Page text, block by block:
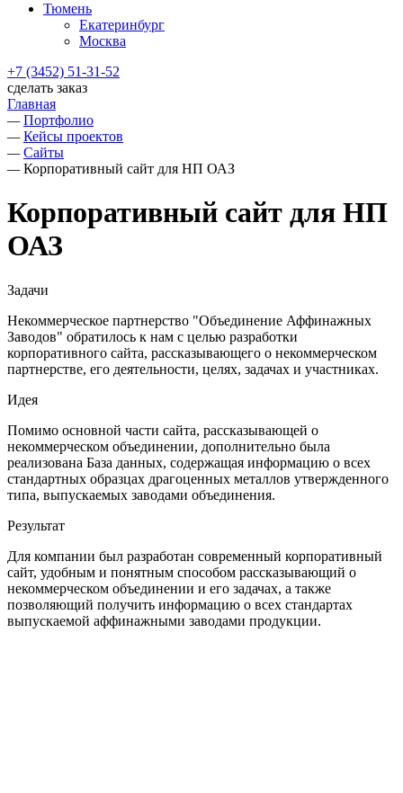
Тюмень
Екатеринбург
Москва
+7 (3452) 51-31-52
сделать заказ
Главная
— Портфолио
— Кейсы проектов
— Сайты
— Корпоративный сайт для НП ОАЗ
Корпоративный сайт для НП
ОАЗ
Задачи
Некоммерческое партнерство "Объединение Аффинажных
Заводов" обратилось к нам с целью разработки
корпоративного сайта, рассказывающего о некоммерческом
партнерстве, его деятельности, целях, задачах и участниках.
Идея
Помимо основной части сайта, рассказывающей о
некоммерческом объединении, дополнительно была
реализована База данных, содержащая информацию о всех
стандартных образцах драгоценных металлов утвержденного
типа, выпускаемых заводами объединения.
Результат
Для компании был разработан современный корпоративный
сайт, удобным и понятным способом рассказывающий о
некоммерческом объединении и его задачах, а также
позволяющий получить информацию о всех стандартах
выпускаемой аффинажными заводами продукции.